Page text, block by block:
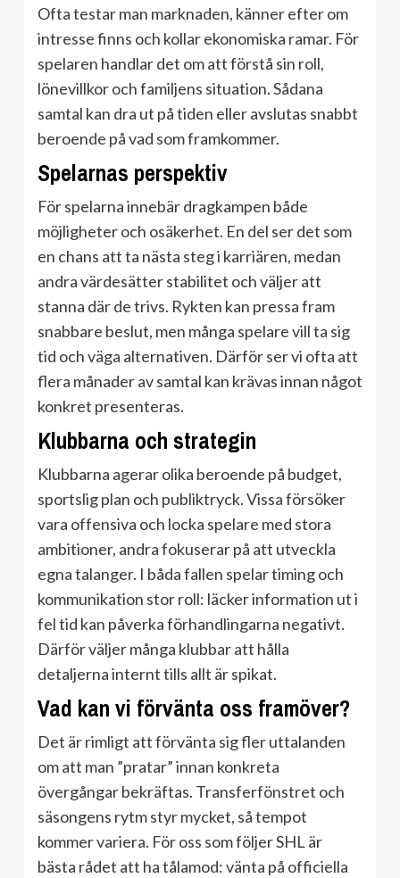
Ofta testar man marknaden, känner efter om
intresse finns och kollar ekonomiska ramar. För
spelaren handlar det om att förstå sin roll,
lönevillkor och familjens situation. Sådana
samtal kan dra ut på tiden eller avslutas snabbt
beroende på vad som framkommer.
Spelarnas perspektiv
För spelarna innebär dragkampen både
möjligheter och osäkerhet. En del ser det som
en chans att ta nästa steg i karriären, medan
andra värdesätter stabilitet och väljer att
stanna där de trivs. Rykten kan pressa fram
snabbare beslut, men många spelare vill ta sig
tid och väga alternativen. Därför ser vi ofta att
flera månader av samtal kan krävas innan något
konkret presenteras.
Klubbarna och strategin
Klubbarna agerar olika beroende på budget,
sportslig plan och publiktryck. Vissa försöker
vara offensiva och locka spelare med stora
ambitioner, andra fokuserar på att utveckla
egna talanger. I båda fallen spelar timing och
kommunikation stor roll: läcker information ut i
fel tid kan påverka förhandlingarna negativt.
Därför väljer många klubbar att hålla
detaljerna internt tills allt är spikat.
Vad kan vi förvänta oss framöver?
Det är rimligt att förvänta sig fler uttalanden
om att man ”pratar” innan konkreta
övergångar bekräftas. Transferfönstret och
säsongens rytm styr mycket, så tempot
kommer variera. För oss som följer SHL är
bästa rådet att ha tålamod: vänta på officiella